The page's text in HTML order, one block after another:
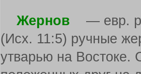
Жернов — евр.
(Исх. 11:5) ручные
утварью на Востоке.